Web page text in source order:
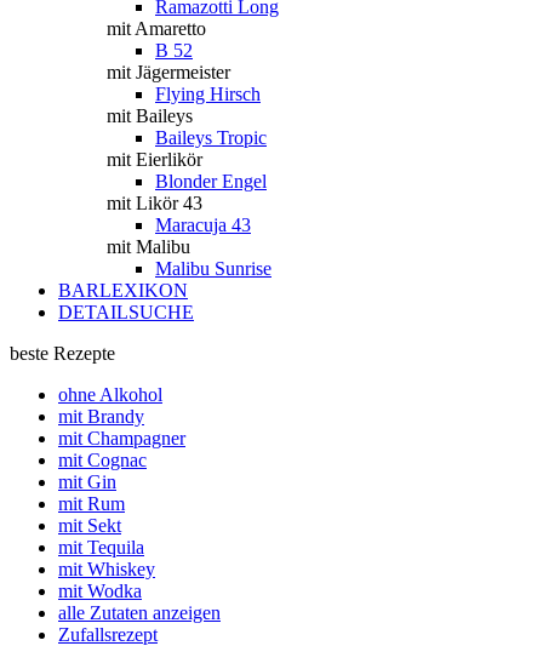
Ramazotti Long
mit Amaretto
B 52
mit Jägermeister
Flying Hirsch
mit Baileys
Baileys Tropic
mit Eierlikör
Blonder Engel
mit Likör 43
Maracuja 43
mit Malibu
Malibu Sunrise
BARLEXIKON
DETAILSUCHE
beste Rezepte
ohne Alkohol
mit Brandy
mit Champagner
mit Cognac
mit Gin
mit Rum
mit Sekt
mit Tequila
mit Whiskey
mit Wodka
alle Zutaten anzeigen
Zufallsrezept